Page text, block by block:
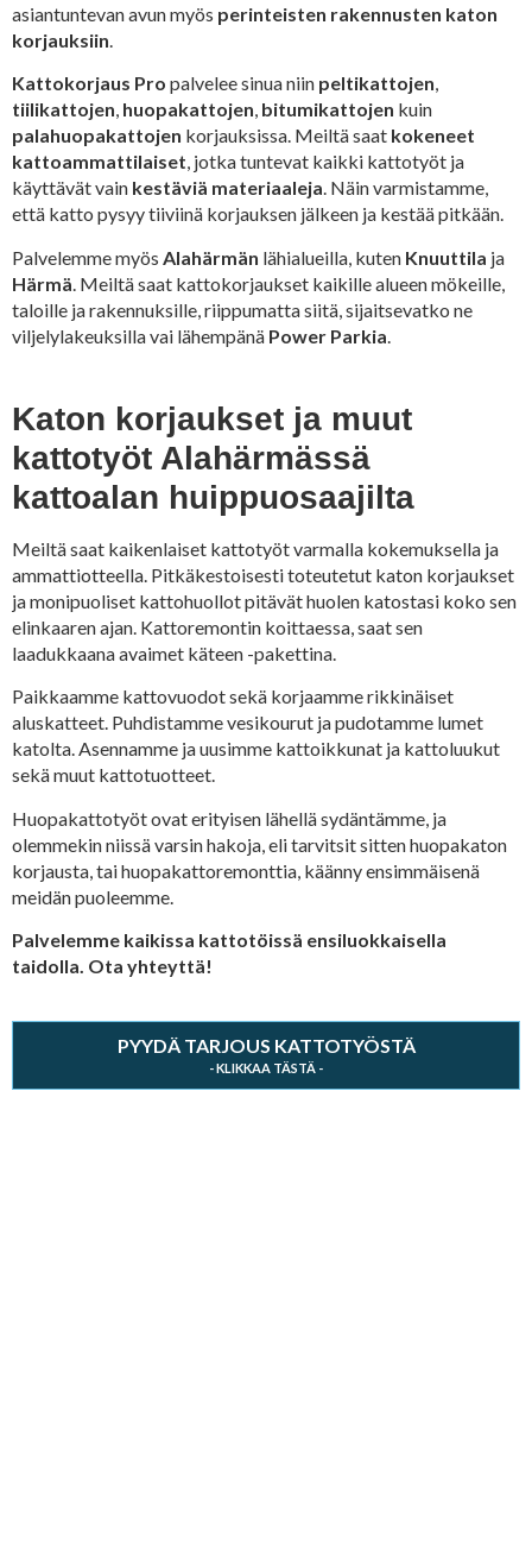
asiantuntevan avun myös perinteisten rakennusten katon
korjauksiin
Kattokorjaus Pro palvelee sinua niin peltikattojen,
tiilikattojen, huopakattojen, bitumikattojen kuin
palahuopakattojen korjauksissa. Meiltä saat kokeneet
kattoammattilaiset, jotka tuntevat kaikki kattotyöt ja
käyttävät vain kestäviä materiaaleja. Näin varmistamme,
että katto pysyy tiiviinä korjauksen jälkeen ja kestää pitkään.
Palvelemme myös Alahärmän lähialueilla, kuten Knuuttila ja
Härmä . Meiltä saat kattokorjaukset kaikille alueen mökeille,
taloille ja rakennuksille, riippumatta siitä, sijaitsevatko ne
viljelylakeuksilla vai lähempänä Power Parkia
Katon korjaukset ja muut
kattotyöt Alahärmässä
kattoalan huippuosaajilta
Meiltä saat kaikenlaiset kattotyöt varmalla kokemuksella ja
ammattiotteella. Pitkäkestoisesti toteutetut katon korjaukset
ja monipuoliset kattohuollot pitävät huolen katostasi koko sen
elinkaaren ajan. Kattoremontin koittaessa, saat sen
laadukkaana avaimet käteen -pakettina.
Paikkaamme kattovuodot sekä korjaamme rikkinäiset
aluskatteet. Puhdistamme vesikourut ja pudotamme lumet
katolta. Asennamme ja uusimme kattoikkunat ja kattoluukut
sekä muut kattotuotteet.
Huopakattotyöt ovat erityisen lähellä sydäntämme, ja
olemmekin niissä varsin hakoja, eli tarvitsit sitten huopakaton
korjausta, tai huopakattoremonttia, käänny ensimmäisenä
meidän puoleemme.
Palvelemme kaikissa kattotöissä ensiluokkaisella
taidolla. Ota yhteyttä!
PYYDÄ TARJOUS KATTOTYÖSTÄ